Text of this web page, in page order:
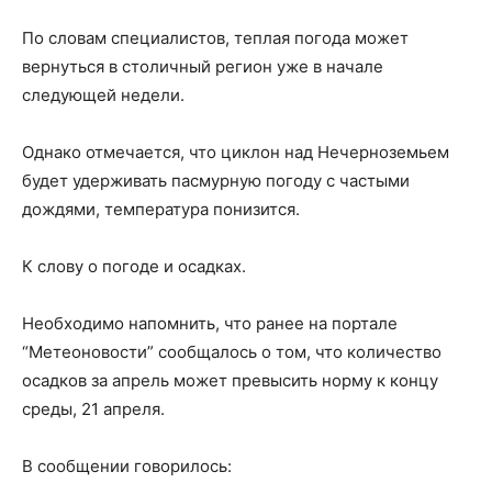
По словам специалистов, теплая погода может
вернуться в столичный регион уже в начале
следующей недели.
Однако отмечается, что циклон над Нечерноземьем
будет удерживать пасмурную погоду с частыми
дождями, температура понизится.
К слову о погоде и осадках.
Необходимо напомнить, что ранее на портале
“Метеоновости” сообщалось о том, что количество
осадков за апрель может превысить норму к концу
среды, 21 апреля.
В сообщении говорилось: